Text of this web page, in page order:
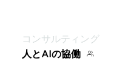
人とAIの協働
コンサルティング